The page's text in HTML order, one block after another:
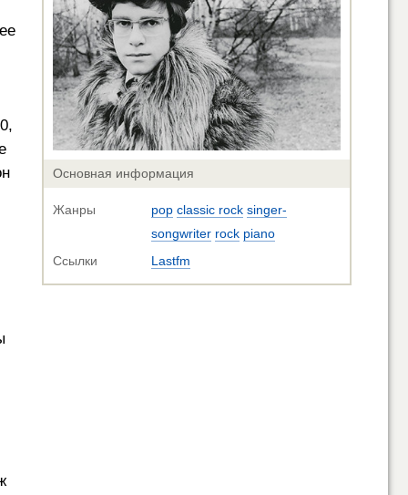
Основная информация
Жанры pop classic rock singer-
songwriter rock piano
Ссылки
Lastfm